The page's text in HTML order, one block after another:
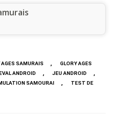
AGES SAMURAIS ,
GLORY AGES
ANDROID , JEU ANDROID ,
SAMOURAI ,
TEST DE